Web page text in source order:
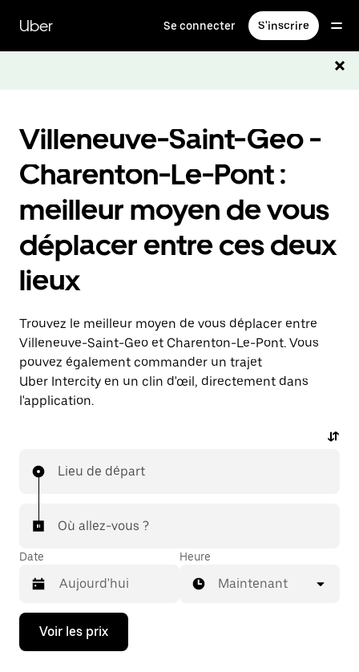
contenu
principal
Uber Se connecter S'inscrire
Villeneuve-Saint-Geo -
Charenton-Le-Pont :
meilleur moyen de vous
déplacer entre ces deux
lieux
Trouvez le meilleur moyen de vous déplacer entre
Villeneuve-Saint-Geo et Charenton-Le-Pont. Vous
pouvez également commander un trajet
Uber Intercity en un clin d'œil, directement dans
l'application.
Lieu de départ
Où allez-vous ?
Date
Appuyez
la
Heure
Maintenant
Voir les prix